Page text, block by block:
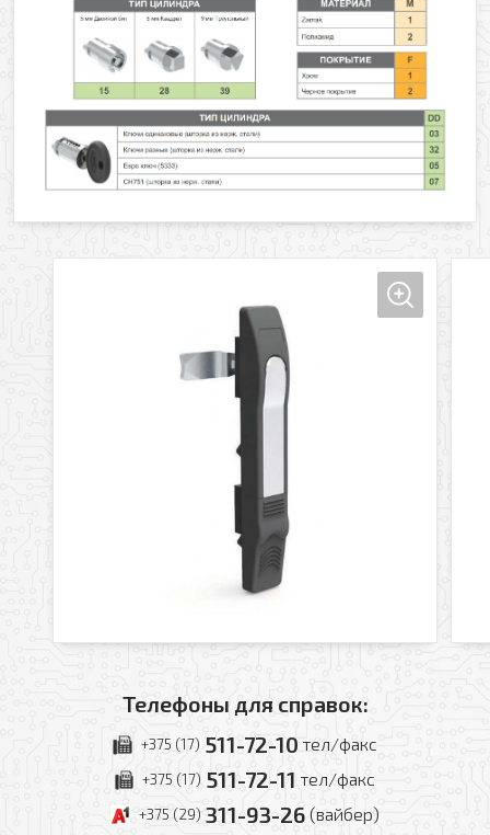
Телефоны для справок:
+375 (17) 511-72-10 тел/факс
+375 (17) 511-72-11 тел/факс
+375 (29) 311-93-26 (вайбер)